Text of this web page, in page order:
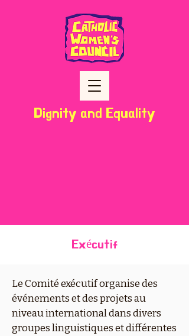
Dignity and Equality
Exécutif
Le Comité exécutif organise des
événements et des projets au
niveau international dans divers
groupes linguistiques et différentes